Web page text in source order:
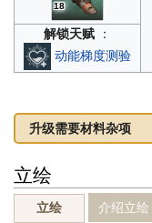
18
解锁天赋 ：
动能梯度测验
升级需要材料杂项
立绘
立绘 介绍立绘